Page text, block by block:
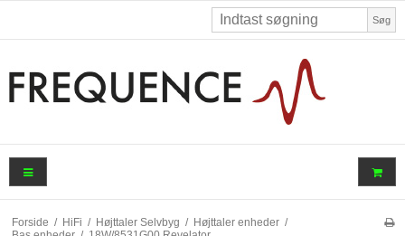
Søg
Forside / HiFi / Højttaler Selvbyg / Højttaler enheder /